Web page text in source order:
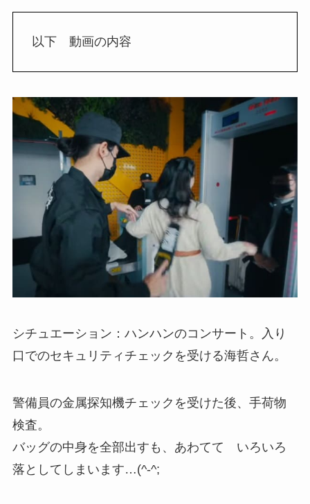
以下 動画の内容
シチュエーション：ハンハンのコンサート。入り
口でのセキュリティチェックを受ける海哲さん。
警備員の金属探知機チェックを受けた後、手荷物
検査。
バッグの中身を全部出すも、あわてて いろいろ
落としてしまいます…(^-^;